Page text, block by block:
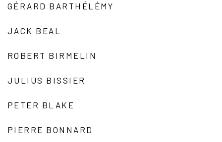
GÉRARD BARTHÉLÉMY
JACK BEAL
ROBERT BIRMELIN
JULIUS BISSIER
PETER BLAKE
PIERRE BONNARD